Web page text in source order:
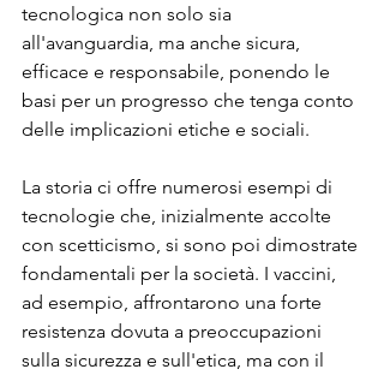
tecnologica non solo sia
all'avanguardia, ma anche sicura,
efficace e responsabile, ponendo le
basi per un progresso che tenga conto
delle implicazioni etiche e sociali.
La storia ci offre numerosi esempi di
tecnologie che, inizialmente accolte
con scetticismo, si sono poi dimostrate
fondamentali per la società. I vaccini,
ad esempio, affrontarono una forte
resistenza dovuta a preoccupazioni
sulla sicurezza e sull'etica, ma con il